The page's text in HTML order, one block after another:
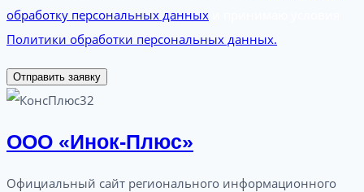
обработку персональных данных
Политики обработки персональных данных.
Отправить заявку
ООО «Инок-Плюс»
Официальный сайт регионального информационного